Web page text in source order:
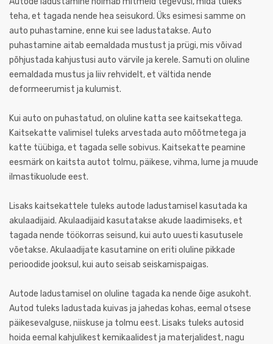
teha, et tagada nende hea seisukord. Üks esimesi samme on
auto puhastamine, enne kui see ladustatakse. Auto
puhastamine aitab eemaldada mustust ja prügi, mis võivad
põhjustada kahjustusi auto värvile ja kerele. Samuti on oluline
eemaldada mustus ja liiv rehvidelt, et vältida nende
deformeerumist ja kulumist.
Kui auto on puhastatud, on oluline katta see kaitsekattega.
Kaitsekatte valimisel tuleks arvestada auto mõõtmetega ja
katte tüübiga, et tagada selle sobivus. Kaitsekatte peamine
eesmärk on kaitsta autot tolmu, päikese, vihma, lume ja muude
ilmastikuolude eest.
Lisaks kaitsekattele tuleks autode ladustamisel kasutada ka
akulaadijaid. Akulaadijaid kasutatakse akude laadimiseks, et
tagada nende töökorras seisund, kui auto uuesti kasutusele
võetakse. Akulaadijate kasutamine on eriti oluline pikkade
perioodide jooksul, kui auto seisab seiskamispaigas.
Autode ladustamisel on oluline tagada ka nende õige asukoht.
Autod tuleks ladustada kuivas ja jahedas kohas, eemal otsese
päikesevalguse, niiskuse ja tolmu eest. Lisaks tuleks autosid
hoida eemal kahjulikest kemikaalidest ja materjalidest, nagu